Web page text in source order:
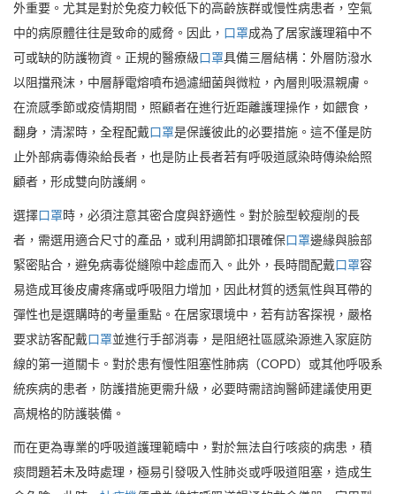
外重要。尤其是對於免疫力較低下的高齡族群或慢性病患者，空氣
中的病原體往往是致命的威脅。因此， 口罩成為了居家護理箱中不
可或缺的防護物資。正規的醫療級口罩具備三層結構：外層防潑水
以阻擋飛沫，中層靜電熔噴布過濾細菌與微粒，內層則吸濕親膚。
在流感季節或疫情期間，照顧者在進行近距離護理操作，如餵食，
翻身，清潔時，全程配戴口罩是保護彼此的必要措施。這不僅是防
止外部病毒傳染給長者，也是防止長者若有呼吸道感染時傳染給照
顧者，形成雙向防護網。
選擇口罩時，必須注意其密合度與舒適性。對於臉型較瘦削的長
者，需選用適合尺寸的產品，或利用調節扣環確保口罩邊緣與臉部
緊密貼合，避免病毒從縫隙中趁虛而入。此外，長時間配戴口罩容
易造成耳後皮膚疼痛或呼吸阻力增加，因此材質的透氣性與耳帶的
彈性也是選購時的考量重點。在居家環境中，若有訪客探視，嚴格
要求訪客配戴口罩並進行手部消毒，是阻絕社區感染源進入家庭防
線的第一道關卡。對於患有慢性阻塞性肺病（COPD）或其他呼吸系
統疾病的患者，防護措施更需升級，必要時需諮詢醫師建議使用更
高規格的防護裝備。
而在更為專業的呼吸道護理範疇中，對於無法自行咳痰的病患，積
痰問題若未及時處理，極易引發吸入性肺炎或呼吸道阻塞，造成生